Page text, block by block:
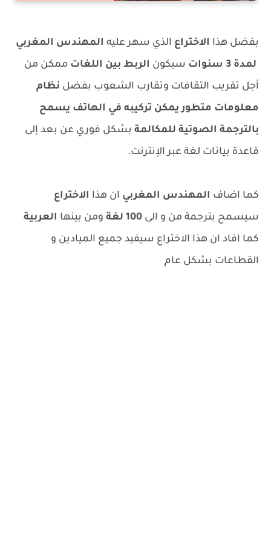
بفضل هذا الاختراع الذي سهر عليه المهندس المغربي
لمدة 3 سنوات
سيكون الربط بين اللغات ممكن من
أجل تقريب التقافات وتقارب الشعوب بفضل نظام
معلومات متطور يمكن تركيبه في الهاتف يسمح
بالترجمة الصوتية للمكالمة بشكل فوري عن بعد إلى
قاعدة بيانات لغة عبر الإنترنت.
كما اضاف المهندس المغربي ان هذا الاختراع
سيسمح بترجمة من و الى 100 لغة ومن بينها العربية
كما افاد ان هذا الاختراع سيفيد جميع الميادين و
القطاعات بشكل عام